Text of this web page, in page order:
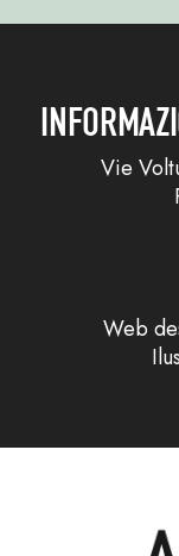
Vie
Web